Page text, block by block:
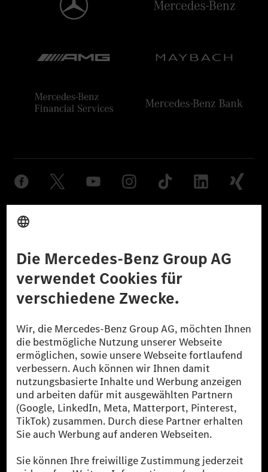
© 2026 Mercedes-Benz Group AG. Alle Rechte vorbehalten.
reduzierte CO₂-Emissionen bei der Mercedes-Benz Group durch
zertifizierte Ausgleichsprojekte kompensiert werden.
[2] Renewable Charging ist ein integraler Bestandteil von MB.CHARGE
Public in Europa, den USA, Kanada und China. Sofern an der jeweiligen
Ladestation noch kein Strom aus erneuerbaren Energien vorliegt,
verwendet Renewable Charging Grünstromzertifikate*. Diese stellen
sicher, dass für Ladevorgänge über MB.CHARGE Public eine äquivalente
Strommenge aus erneuerbaren Energien ins Stromnetz eingespeist wird.
Sie stammen ausschließlich aus Wind- und Solarkraftanlagen, die jünger
als sechs Jahre sind.
* Inkl. EKOenergy Ökolabel
* Die angegebenen Werte wurden nach dem vorgeschriebenen
Messverfahren WLTP (Worldwide harmonised Light vehicles Test